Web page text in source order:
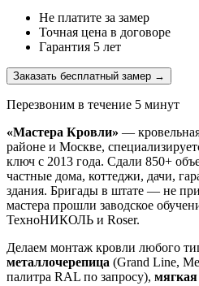
Не платите за замер
Точная цена в договоре
Гарантия 5 лет
Заказать бесплатный замер →
Перезвоним в течение 5 минут
«Мастера Кровли» —
районе и Москве,
ключ с 2013 года. Сдали 850+
частные дома, коттеджи, дачи,
здания. Бригады в штате — не
мастера прошли заводское
ТехноНИКОЛЬ и Roser.
Делаем монтаж кровли любого
металлочерепица (Grand Line,
палитра RAL по запросу), мягкая